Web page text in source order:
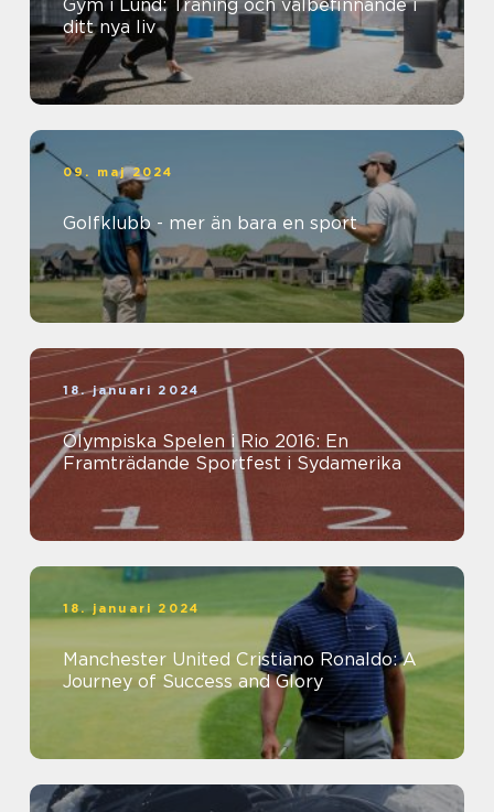
Gym i Lund: Träning och välbefinnande i
ditt nya liv
09. maj 2024
Golfklubb - mer än bara en sport
18. januari 2024
Olympiska Spelen i Rio 2016: En
Framträdande Sportfest i Sydamerika
18. januari 2024
Manchester United Cristiano Ronaldo: A
Journey of Success and Glory